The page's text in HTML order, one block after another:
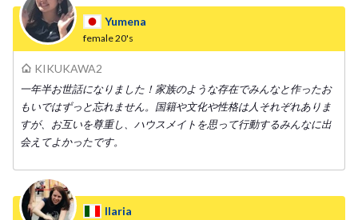
Yumena
female20's
KIKUKAWA2
一年半お世話になりました！家族のような存在でみんなと作ったお
もいではずっと忘れません。国籍や文化や性格は人それぞれありま
すが、お互いを尊重し、ハウスメイトを思って行動するみんなに出
会えてよかったです。
Ilaria